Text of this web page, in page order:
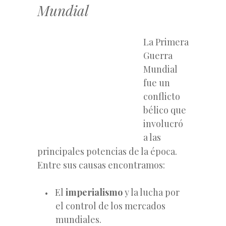
Mundial
La Primera
Guerra
Mundial
fue un
conflicto
bélico que
involucró
a las
principales potencias de la época.
Entre sus causas encontramos:
El imperialismoy la lucha por
el control de los mercados
mundiales.